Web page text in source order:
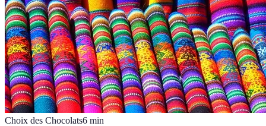
Choix des Chocolats6 min